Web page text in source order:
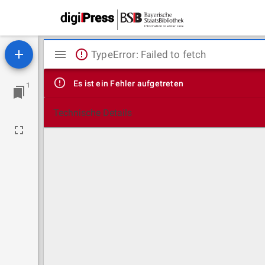
1
Mirador
Viewer
TypeError: Failed to fetch
Es ist ein Fehler aufgetreten
Technische Details